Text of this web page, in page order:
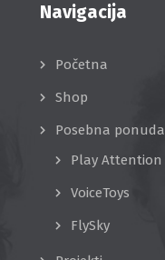
Navigacija
Početna
Shop
Posebna ponuda
Play Attention
VoiceToys
FlySky